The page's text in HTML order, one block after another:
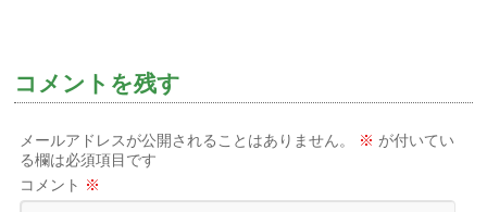
コメントを残す
メールアドレスが公開されることはありません。 ※ が付いてい
る欄は必須項目です
コメント ※